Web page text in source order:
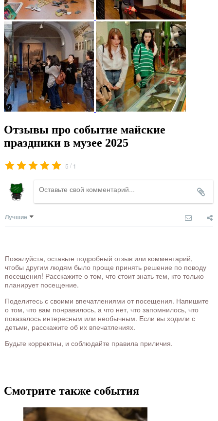
Отзывы про событие майские
праздники в музее 2025
5 / 1
Лучшие
Пожалуйста, оставьте подробный отзыв или комментарий,
чтобы другим людям было проще принять решение по поводу
посещения! Расскажите о том, что стоит знать тем, кто только
планирует посещение.
Поделитесь с своими впечатлениями от посещения. Напишите
о том, что вам понравилось, а что нет, что запомнилось, что
показалось интересным или необычным. Если вы ходили с
детьми, расскажите об их впечатлениях.
Будьте корректны, и соблюдайте правила приличия.
Смотрите также события